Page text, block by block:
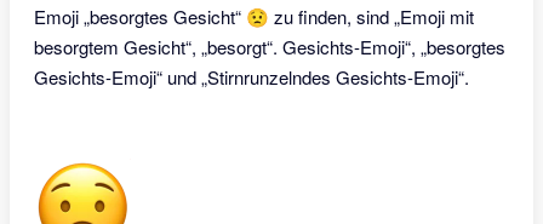
Emoji „besorgtes Gesicht“ 😟 zu finden, sind „Emoji mit
besorgtem Gesicht“, „besorgt“. Gesichts-Emoji“, „besorgtes
Gesichts-Emoji“ und „Stirnrunzelndes Gesichts-Emoji“.